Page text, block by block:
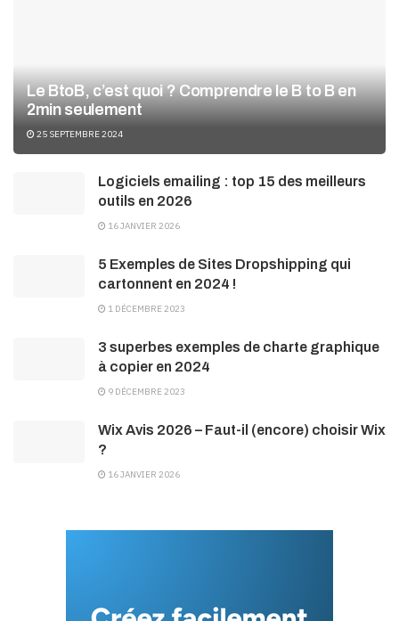
Le BtoB, c’est quoi ? Comprendre le B to B en
2min seulement
25 SEPTEMBRE 2024
Logiciels emailing : top 15 des meilleurs
outils en 2026
16 JANVIER 2026
5 Exemples de Sites Dropshipping qui
cartonnent en 2024 !
1 DÉCEMBRE 2023
3 superbes exemples de charte graphique
à copier en 2024
9 DÉCEMBRE 2023
Wix Avis 2026 – Faut-il (encore) choisir Wix
?
16 JANVIER 2026